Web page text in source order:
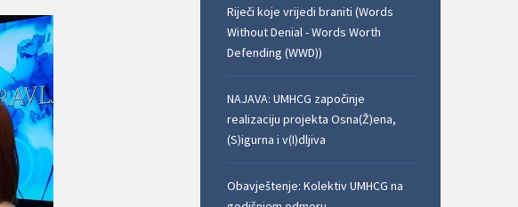
Riječi koje vrijedi braniti (Words
Without Denial - Words Worth
Defending (WWD))
NAJAVA: UMHCG započinje
realizaciju projekta Osna(Ž)ena,
(S)igurna i v(I)dljiva
Obavještenje: Kolektiv UMHCG na